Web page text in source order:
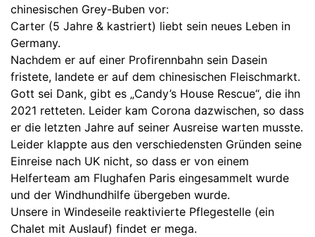
chinesischen Grey-Buben vor:
Carter (5 Jahre & kastriert) liebt sein neues Leben in
Germany.
Nachdem er auf einer Profirennbahn sein Dasein
fristete, landete er auf dem chinesischen Fleischmarkt.
Gott sei Dank, gibt es „Candy’s House Rescue“, die ihn
2021 retteten. Leider kam Corona dazwischen, so dass
er die letzten Jahre auf seiner Ausreise warten musste.
Leider klappte aus den verschiedensten Gründen seine
Einreise nach UK nicht, so dass er von einem
Helferteam am Flughafen Paris eingesammelt wurde
und der Windhundhilfe übergeben wurde.
Unsere in Windeseile reaktivierte Pflegestelle (ein
Chalet mit Auslauf) findet er mega.